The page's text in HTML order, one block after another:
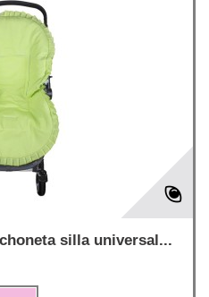
silla universal...